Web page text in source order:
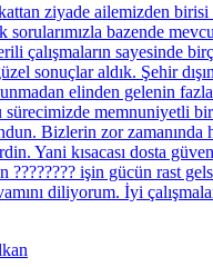
ziyade ailemizden
sorularımızla bazende
çalışmaların sayesinde
sonuçlar aldık. Şehir
elinden gelenin
memnuniyetli
Bizlerin zor zamanında
Yani kısacası dosta
???????? işin gücün rast
diliyorum. İyi